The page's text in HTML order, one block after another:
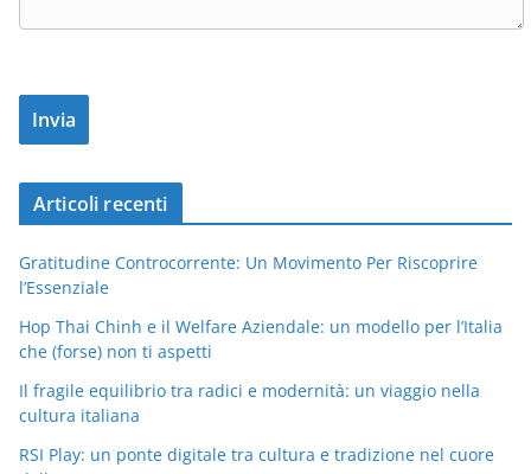
Articoli recenti
Gratitudine Controcorrente: Un Movimento Per Riscoprire
l’Essenziale
Hop Thai Chinh e il Welfare Aziendale: un modello per l’Italia
che (forse) non ti aspetti
Il fragile equilibrio tra radici e modernità: un viaggio nella
cultura italiana
RSI Play: un ponte digitale tra cultura e tradizione nel cuore